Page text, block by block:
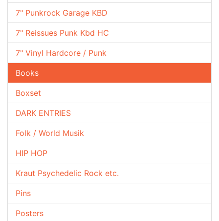
7" Punkrock Garage KBD
7" Reissues Punk Kbd HC
7" Vinyl Hardcore / Punk
Books
Boxset
DARK ENTRIES
Folk / World Musik
HIP HOP
Kraut Psychedelic Rock etc.
Pins
Posters